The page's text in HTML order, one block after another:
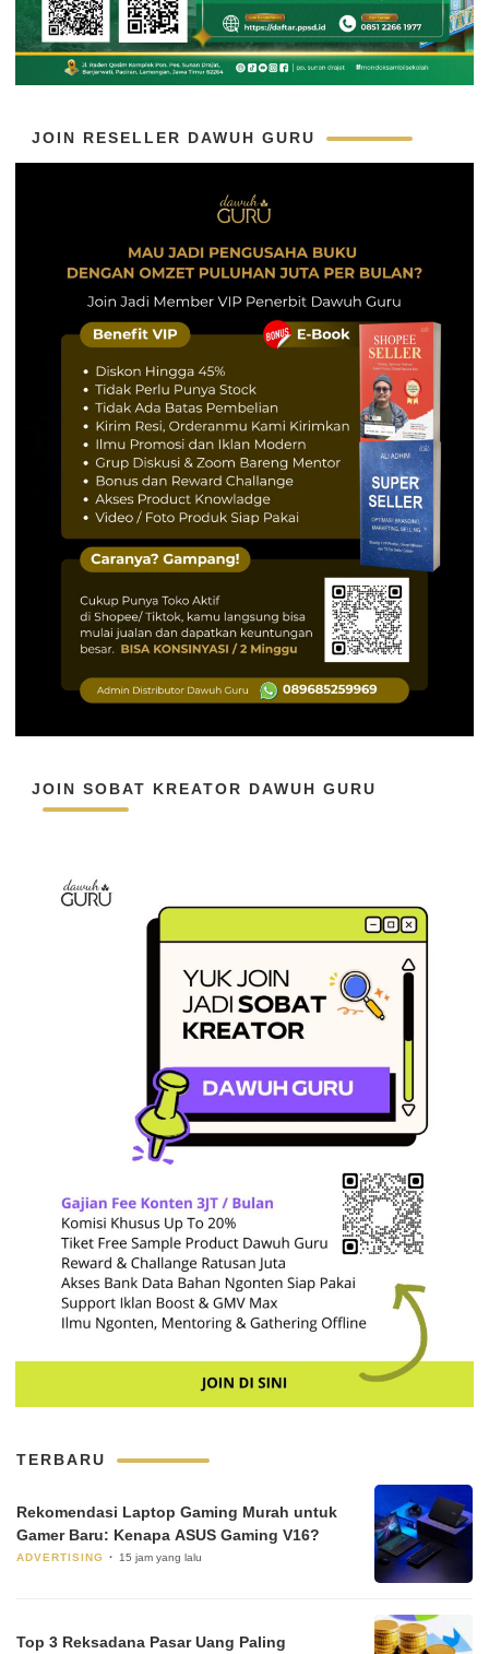
JOIN RESELLER DAWUH GURU
JOIN SOBAT KREATOR DAWUH GURU
TERBARU
Rekomendasi Laptop Gaming Murah untuk
Gamer Baru: Kenapa ASUS Gaming V16?
ADVERTISING 15 jam yang lalu
Top 3 Reksadana Pasar Uang Paling